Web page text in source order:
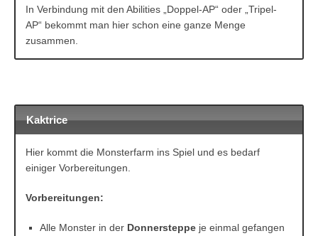
In Verbindung mit den Abilities „Doppel-AP“ oder „Tripel-
AP“ bekommt man hier schon eine ganze Menge
zusammen.
Kaktrice
Hier kommt die Monsterfarm ins Spiel und es bedarf
einiger Vorbereitungen.
Vorbereitungen:
Alle Monster in der Donnersteppe je einmal gefangen